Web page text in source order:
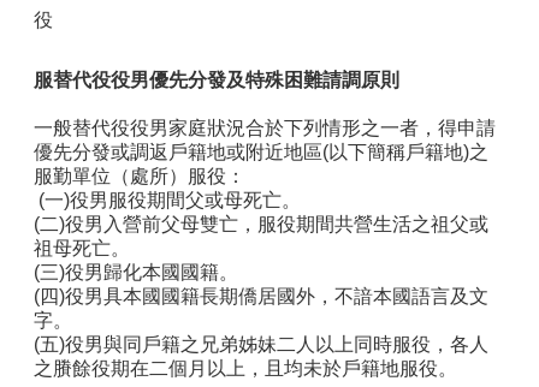
料
專
光
休
閒
兵
役
專
區
人
口
役
服替代役役男優先分發及特殊困難請調原則
一般替代役役男家庭狀況合於下列情形之一者，得申請
優先分發或調返戶籍地或附近地區(以下簡稱戶籍地)之
服勤單位（處所）服役：
(一)役男服役期間父或母死亡。
(二)役男入營前父母雙亡，服役期間共營生活之祖父或
祖母死亡。
(三)役男歸化本國國籍。
(四)役男具本國國籍長期僑居國外，不諳本國語言及文
字。
(五)役男與同戶籍之兄弟姊妹二人以上同時服役，各人
之賸餘役期在二個月以上，且均未於戶籍地服役。